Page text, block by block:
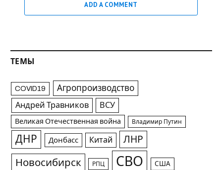
ADD A COMMENT
ТЕМЫ
COVID19 Агропроизводство
Андрей Травников ВСУ
Великая Отечественная война Владимир Путин
ДНР Донбасс Китай ЛНР
Новосибирск РПЦ СВО США